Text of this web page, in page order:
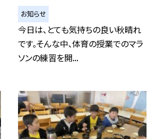
お知らせ
今日は、とても気持ちの良い秋晴れ
です。そんな中、体育の授業でのマラ
ソンの練習を開...